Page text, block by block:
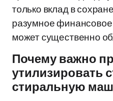
только вклад в
разумное
может существенно
Почему важно
утилизировать
стиральную